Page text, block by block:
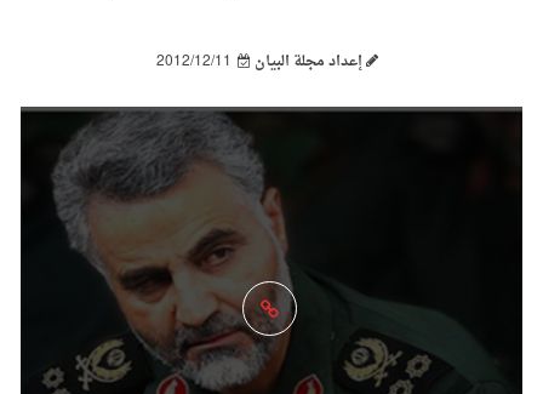
إعداد مجلة البيان 2012/12/11